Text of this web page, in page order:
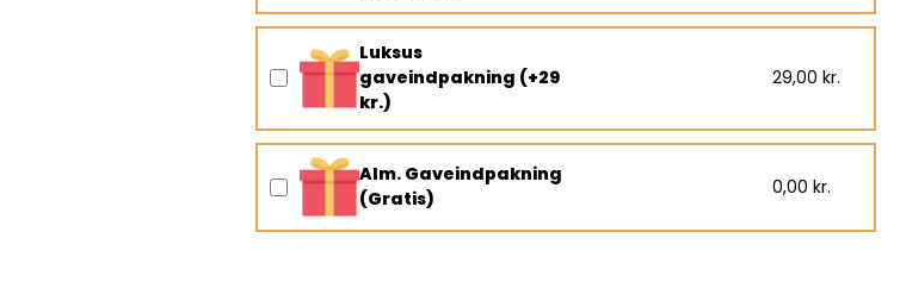
Luksus
gaveindpakning (+29
kr.)
29,00 kr.
Alm. Gaveindpakning
(Gratis)
0,00 kr.